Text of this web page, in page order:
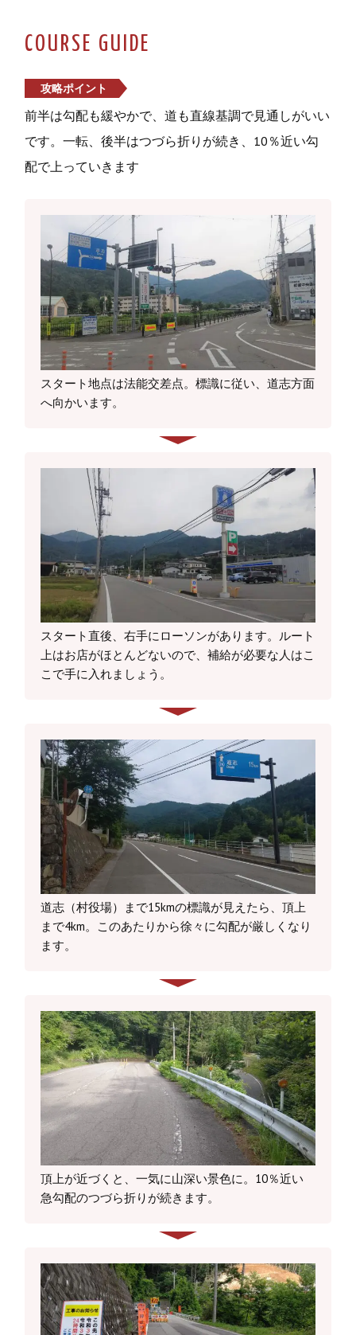
COURSE GUIDE
攻略ポイント
前半は勾配も緩やかで、道も直線基調で見通しがいい
です。一転、後半はつづら折りが続き、10％近い勾
配で上っていきます
スタート地点は法能交差点。標識に従い、道志方面
へ向かいます。
スタート直後、右手にローソンがあります。ルート
上はお店がほとんどないので、補給が必要な人はこ
こで手に入れましょう。
道志（村役場）まで15kmの標識が見えたら、頂上
まで4km。このあたりから徐々に勾配が厳しくなり
ます。
頂上が近づくと、一気に山深い景色に。10％近い
急勾配のつづら折りが続きます。